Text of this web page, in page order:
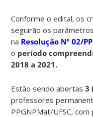
Conforme o edital, os
seguirão os
na Resolução Nº 02/
o período
2018 a 2021.
Estão sendo abertas3
professores
PPGNPMat/UFSC,